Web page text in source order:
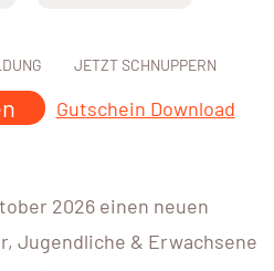
JETZT SCHNUPPERN
Gutschein Download
2026 einen neuen
Jugendliche & Erwachsene